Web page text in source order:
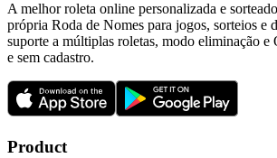
A melhor roleta online personalizada e
própria Roda de Nomes para jogos, sorteios e
suporte a múltiplas roletas, modo eliminação
e sem cadastro.
Product